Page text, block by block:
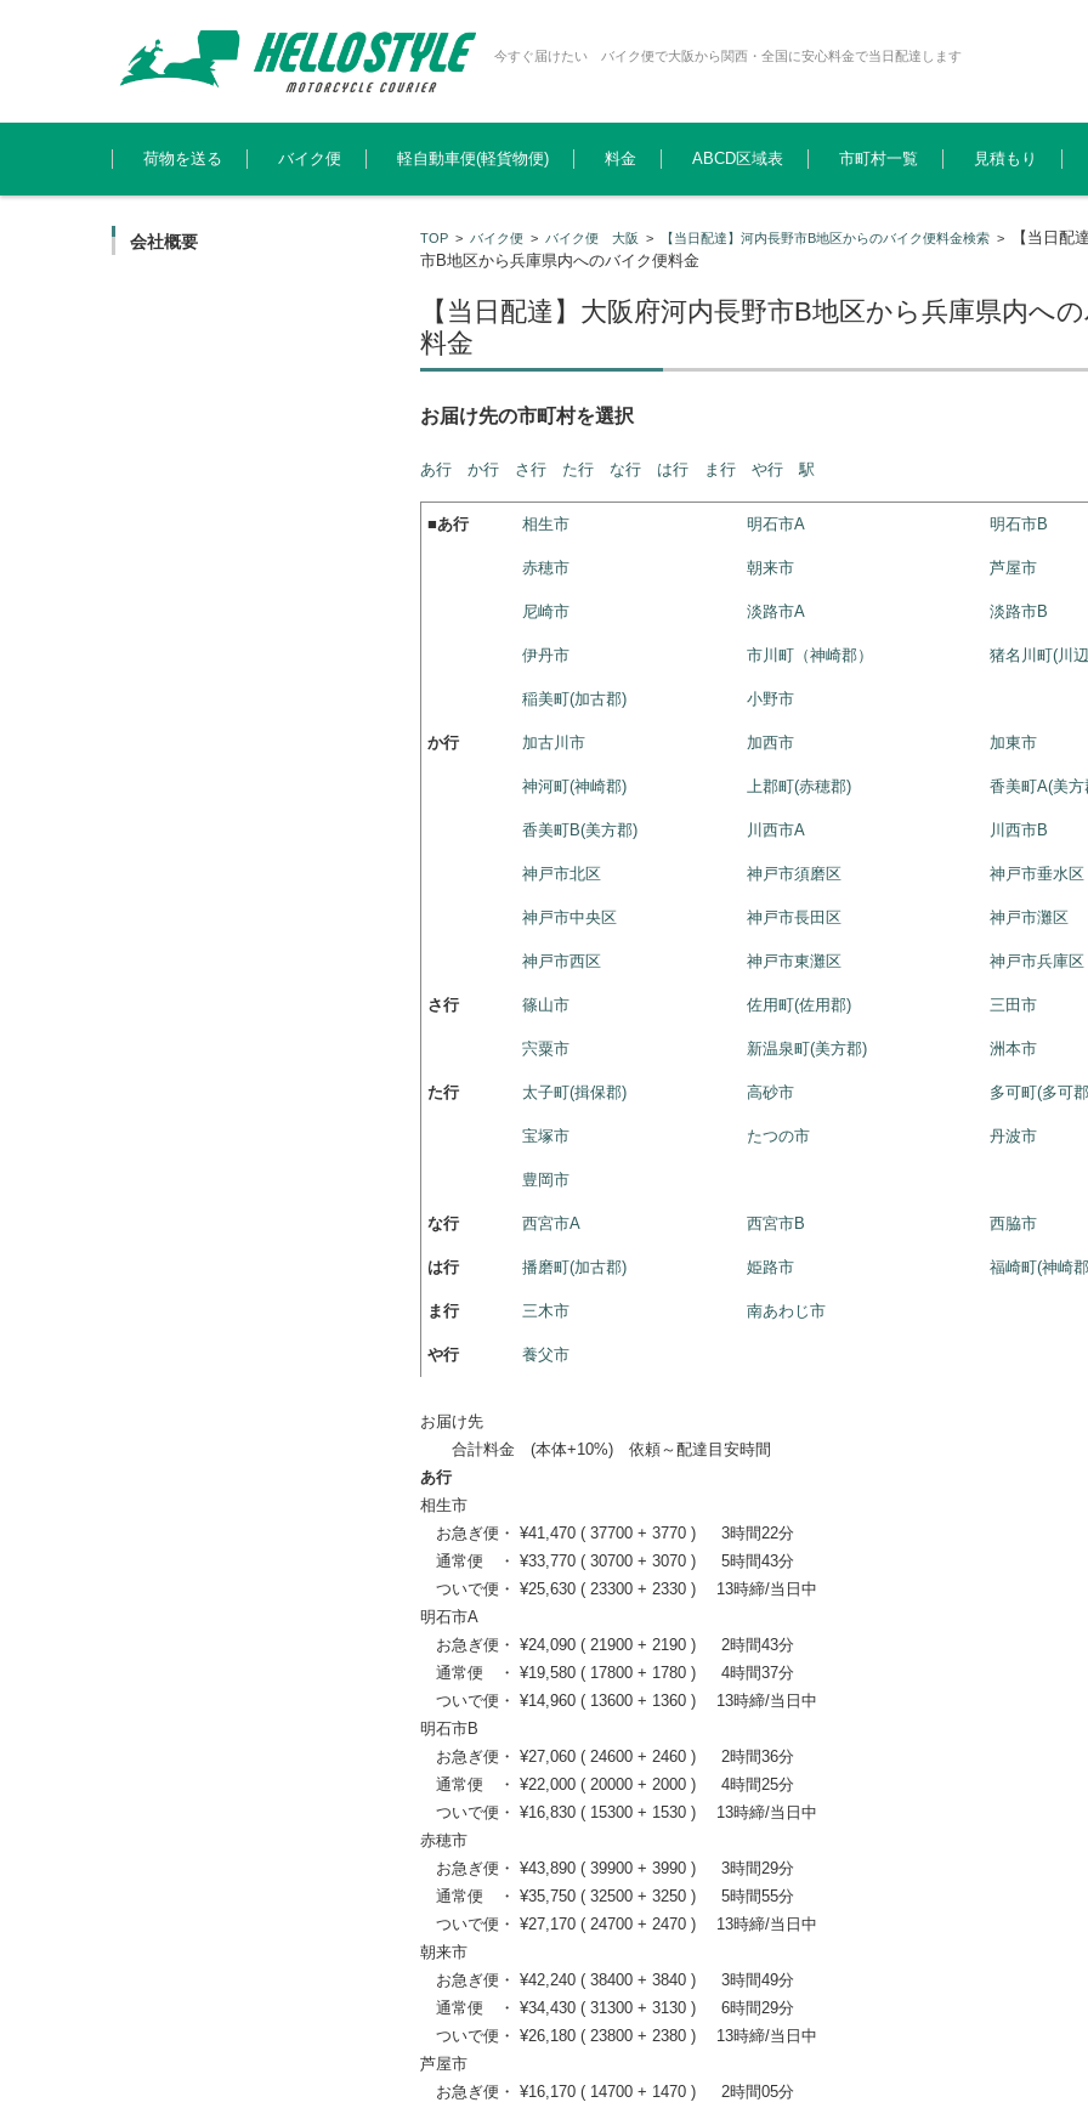
今すぐ届けたい バイク便で大阪から関西・全国に安心料金で当日配達します
コンテンツに移動
荷物を送る
バイク便 軽自動車便(軽貨物便) 料金 ABCD区域表 市町村一覧 見積もり
TOP > バイク便 > バイク便 大阪 > 【当日配達】河内長野市B地区からのバイク便料金検索 >
【当日配
市B地区から兵庫県内へのバイク便料金
【当日配達】大阪府河内長野市B地区から兵庫県内へ
料金
お届け先の市町村を選択
あ行 か行 さ行 た行 な行 は行 ま行 や行 駅
■あ行 相生市 明石市A 明石市B
赤穂市 朝来市 芦屋市
尼崎市 淡路市A 淡路市B
伊丹市 市川町（神崎郡） 猪名川町(川
稲美町(加古郡) 小野市
か行 加古川市 加西市 加東市
神河町(神崎郡) 上郡町(赤穂郡) 香美町A(美方
香美町B(美方郡) 川西市A 川西市B
神戸市北区 神戸市須磨区 神戸市垂水区
神戸市中央区 神戸市長田区 神戸市灘区
神戸市西区 神戸市東灘区 神戸市兵庫区
さ行 篠山市 佐用町(佐用郡) 三田市
宍粟市 新温泉町(美方郡) 洲本市
た行 太子町(揖保郡) 高砂市 多可町(多可
宝塚市 たつの市 丹波市
豊岡市
な行 西宮市A 西宮市B 西脇市
は行 播磨町(加古郡) 姫路市 福崎町(神崎
ま行 三木市 南あわじ市
や行 養父市
お届け先
合計料金 (本体+10%) 依頼～配達目安時間
あ行
相生市
お急ぎ便・ ¥41,470 ( 37700 + 3770 ) 3時間22分
通常便 ・ ¥33,770 ( 30700 + 3070 ) 5時間43分
ついで便・ ¥25,630 ( 23300 + 2330 ) 13時締/当日中
明石市A
お急ぎ便・ ¥24,090 ( 21900 + 2190 ) 2時間43分
通常便 ・ ¥19,580 ( 17800 + 1780 ) 4時間37分
ついで便・ ¥14,960 ( 13600 + 1360 ) 13時締/当日中
明石市B
お急ぎ便・ ¥27,060 ( 24600 + 2460 ) 2時間36分
通常便 ・ ¥22,000 ( 20000 + 2000 ) 4時間25分
ついで便・ ¥16,830 ( 15300 + 1530 ) 13時締/当日中
赤穂市
お急ぎ便・ ¥43,890 ( 39900 + 3990 ) 3時間29分
通常便 ・ ¥35,750 ( 32500 + 3250 ) 5時間55分
ついで便・ ¥27,170 ( 24700 + 2470 ) 13時締/当日中
朝来市
お急ぎ便・ ¥42,240 ( 38400 + 3840 ) 3時間49分
通常便 ・ ¥34,430 ( 31300 + 3130 ) 6時間29分
ついで便・ ¥26,180 ( 23800 + 2380 ) 13時締/当日中
芦屋市
お急ぎ便・ ¥16,170 ( 14700 + 1470 ) 2時間05分
会社概要